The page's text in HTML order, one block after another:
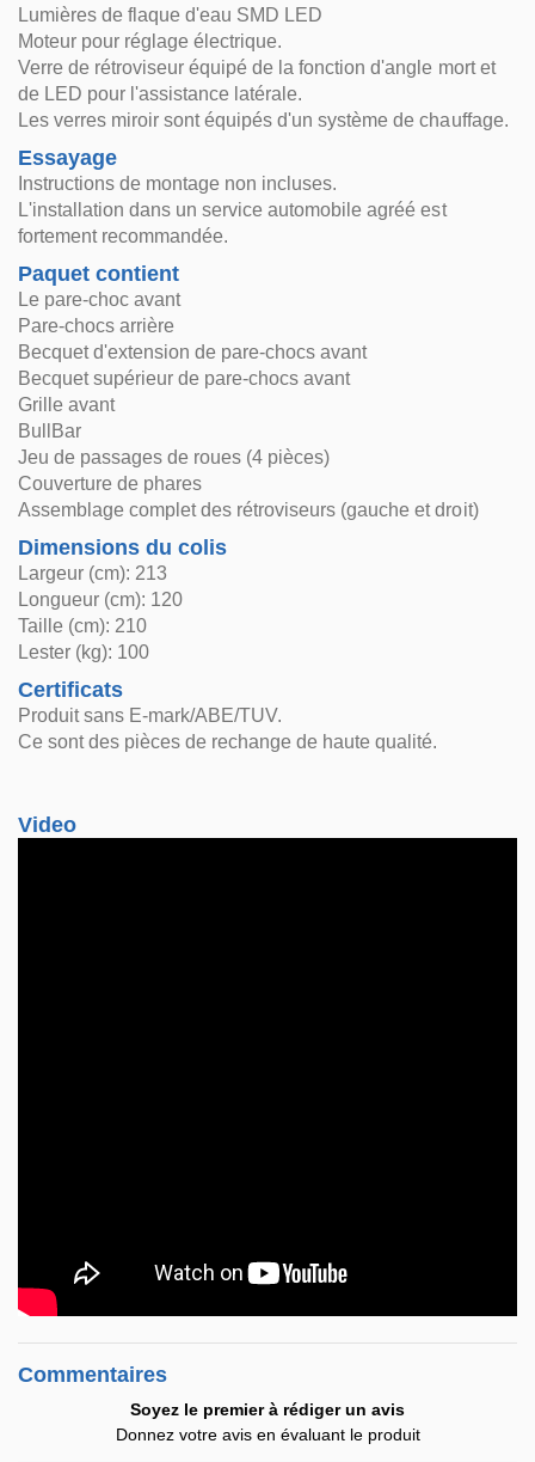
Lumières de flaque d'eau SMD LED
Moteur pour réglage électrique.
Verre de rétroviseur équipé de la fonction d'angle mort et
de LED pour l'assistance latérale.
Les verres miroir sont équipés d'un système de chauffage.
Essayage
Instructions de montage non incluses.
L'installation dans un service automobile agréé est
fortement recommandée.
Paquet contient
Le pare-choc avant
Pare-chocs arrière
Becquet d'extension de pare-chocs avant
Becquet supérieur de pare-chocs avant
Grille avant
BullBar
Jeu de passages de roues (4 pièces)
Couverture de phares
Assemblage complet des rétroviseurs (gauche et droit)
Dimensions du colis
Largeur (cm): 213
Longueur (cm): 120
Taille (cm): 210
Lester (kg): 100
Certificats
Produit sans E-mark/ABE/TUV.
Ce sont des pièces de rechange de haute qualité.
Video
Commentaires
Soyez le premier à rédiger un avis
Donnez votre avis en évaluant le produit